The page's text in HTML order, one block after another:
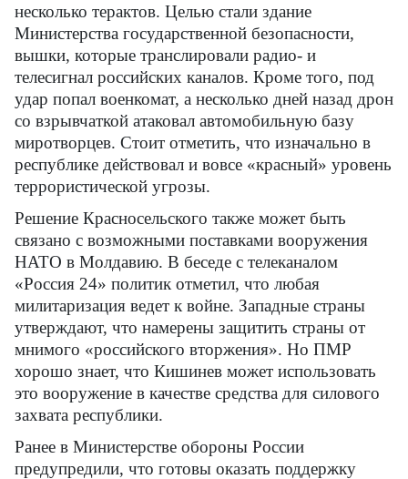
несколько терактов. Целью стали здание
Министерства государственной безопасности,
вышки, которые транслировали радио- и
телесигнал российских каналов. Кроме того, под
удар попал военкомат, а несколько дней назад дрон
со взрывчаткой атаковал автомобильную базу
миротворцев. Стоит отметить, что изначально в
республике действовал и вовсе «красный» уровень
террористической угрозы.
Решение Красносельского также может быть
связано с возможными поставками вооружения
НАТО в Молдавию. В беседе с телеканалом
«Россия 24» политик отметил, что любая
милитаризация ведет к войне. Западные страны
утверждают, что намерены защитить страны от
мнимого «российского вторжения». Но ПМР
хорошо знает, что Кишинев может использовать
это вооружение в качестве средства для силового
захвата республики.
Ранее в Министерстве обороны России
предупредили, что готовы оказать поддержку